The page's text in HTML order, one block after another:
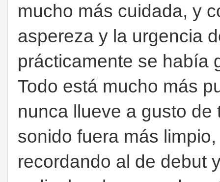
mucho más cuidada, y
aspereza y la urgencia
prácticamente se había
Todo está mucho más
nunca llueve a gusto
sonido fuera más
recordando al de debut